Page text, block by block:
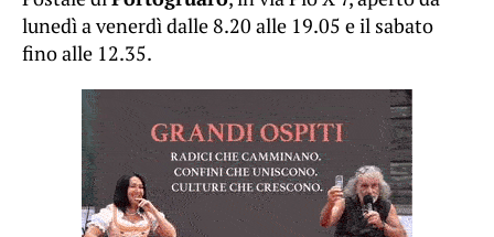
lunedì a venerdì dalle 8.20 alle 19.05 e il sabato
fino alle 12.35.